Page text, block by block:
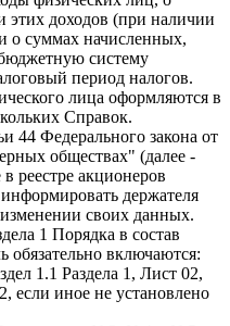
этих доходов (при наличии
о суммах начисленных,
систему
период налогов.
лица оформляются в
Справок.
44 Федерального закона от
обществах" (далее -
реестре акционеров
держателя
своих данных.
1 Порядка в состав
обязательно включаются:
1.1 Раздела 1, Лист 02,
если иное не установлено